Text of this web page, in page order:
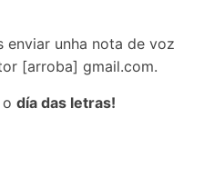
enviar unha nota de voz
[arroba] gmail.com.
día das letras!